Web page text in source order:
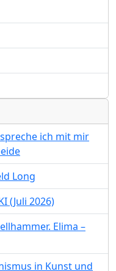
ich mit mir
Long
(Juli 2026)
Elima –
in Kunst und